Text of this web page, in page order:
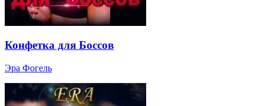
Конфетка для Боссов
Эра Фогель